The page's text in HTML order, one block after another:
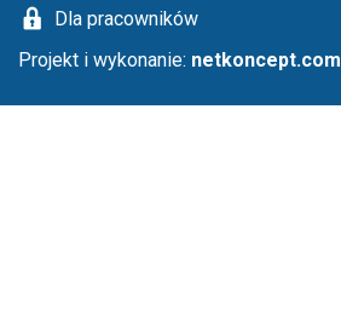
Dla pracowników
Projekt i wykonanie: netkoncept.com